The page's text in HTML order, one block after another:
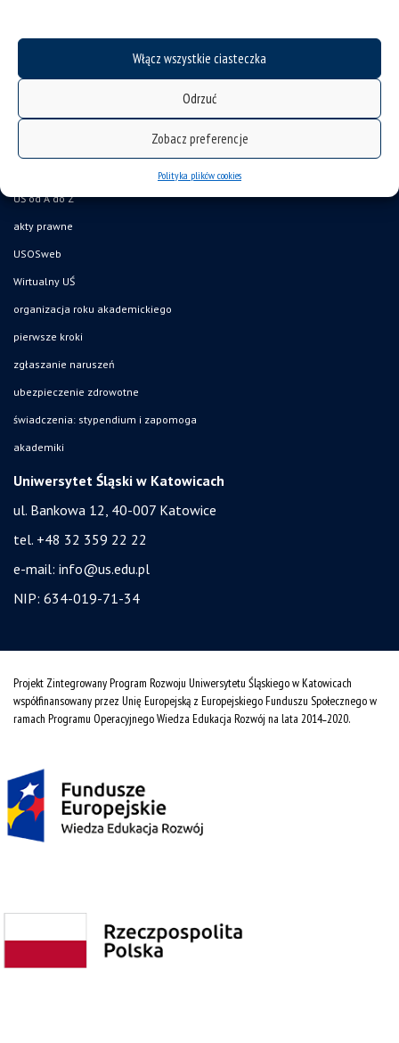
Włącz wszystkie ciasteczka
Odrzuć
Zobacz preferencje
Polityka plików cookies
UŚ od A do Z
akty prawne
USOSweb
Wirtualny UŚ
organizacja roku akademickiego
pierwsze kroki
zgłaszanie naruszeń
ubezpieczenie zdrowotne
świadczenia: stypendium i zapomoga
akademiki
Uniwersytet Śląski w Katowicach
ul. Bankowa 12, 40-007 Katowice
tel. +48 32 359 22 22
e-mail: info@us.edu.pl
NIP: 634-019-71-34
Projekt Zintegrowany Program Rozwoju Uniwersytetu Śląskiego w Katowicach
współfinansowany przez Unię Europejską z Europejskiego Funduszu Społecznego w
ramach Programu Operacyjnego Wiedza Edukacja Rozwój na lata 2014˗2020.